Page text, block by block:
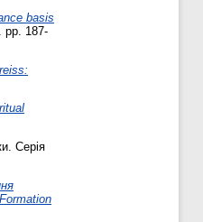
basis
pp. 187-
Серія